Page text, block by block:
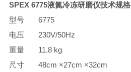
SPEX 6775液氮冷冻研磨仪技术规格
型号
6775
电压
230V/50Hz
重量
11.8 kg
尺寸
48cm ×27cm ×32cm